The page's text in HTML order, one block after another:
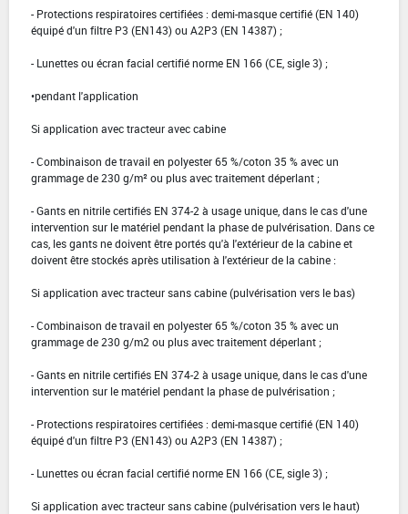
- Protections respiratoires certifiées : demi-masque certifié (EN 140)
équipé d'un filtre P3 (EN143) ou A2P3 (EN 14387) ;
- Lunettes ou écran facial certifié norme EN 166 (CE, sigle 3) ;
•pendant l'application
Si application avec tracteur avec cabine
- Combinaison de travail en polyester 65 %/coton 35 % avec un
grammage de 230 g/m² ou plus avec traitement déperlant ;
- Gants en nitrile certifiés EN 374-2 à usage unique, dans le cas d'une
intervention sur le matériel pendant la phase de pulvérisation. Dans ce
cas, les gants ne doivent être portés qu'à l'extérieur de la cabine et
doivent être stockés après utilisation à l'extérieur de la cabine :
Si application avec tracteur sans cabine (pulvérisation vers le bas)
- Combinaison de travail en polyester 65 %/coton 35 % avec un
grammage de 230 g/m2 ou plus avec traitement déperlant ;
- Gants en nitrile certifiés EN 374-2 à usage unique, dans le cas d'une
intervention sur le matériel pendant la phase de pulvérisation ;
- Protections respiratoires certifiées : demi-masque certifié (EN 140)
équipé d'un filtre P3 (EN143) ou A2P3 (EN 14387) ;
- Lunettes ou écran facial certifié norme EN 166 (CE, sigle 3) ;
Si application avec tracteur sans cabine (pulvérisation vers le haut)